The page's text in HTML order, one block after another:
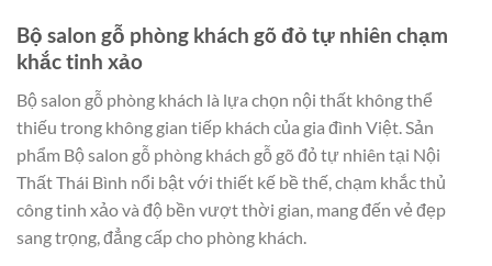
Bộ salon gỗ phòng khách gõ đỏ tự nhiên chạm
khắc tinh xảo
Bộ salon gỗ phòng khách là lựa chọn nội thất không thể
thiếu trong không gian tiếp khách của gia đình Việt. Sản
phẩm Bộ salon gỗ phòng khách gỗ gõ đỏ tự nhiên tại Nội
Thất Thái Bình nổi bật với thiết kế bề thế, chạm khắc thủ
công tinh xảo và độ bền vượt thời gian, mang đến vẻ đẹp
sang trọng, đẳng cấp cho phòng khách.